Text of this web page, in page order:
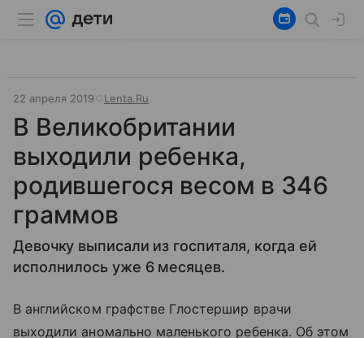
22 апреля 2019 Lenta.Ru
В Великобритании
выходили ребенка,
родившегося весом в 346
граммов
Девочку выписали из госпиталя, когда ей
исполнилось уже 6 месяцев.
В английском графстве Глостершир врачи
выходили аномально маленького ребенка. Об этом